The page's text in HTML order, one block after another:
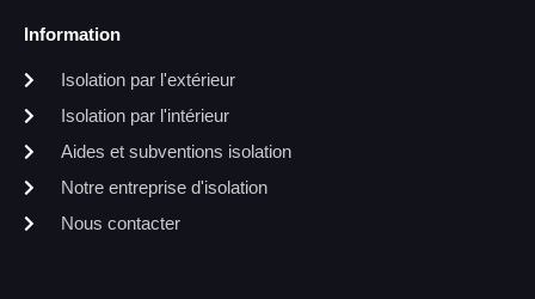
Information
Isolation par l'extérieur
Isolation par l'intérieur
Aides et subventions isolation
Notre entreprise d'isolation
Nous contacter